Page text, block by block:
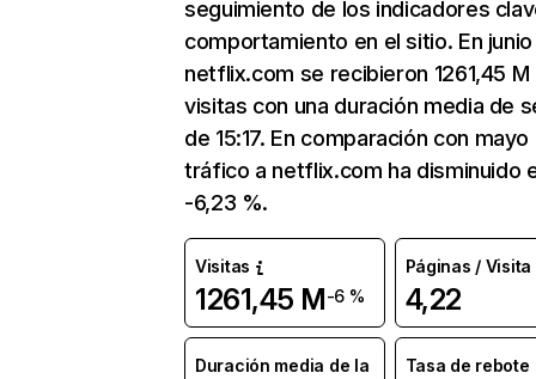
seguimiento de los indicadores
comportamiento en el sitio. En junio
netflix.com se recibieron 1261,45 M
visitas con una duración media de
de 15:17. En comparación con mayo
tráfico a netflix.com ha disminuido
-6,23 %.
Visitas
1261,45 M-6 %
Páginas / Visita
4,22
Duración media de la
Tasa de rebote